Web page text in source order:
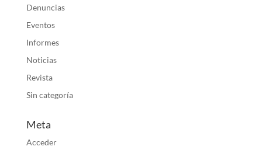
Denuncias
Eventos
Informes
Noticias
Revista
Sin categoría
Meta
Acceder